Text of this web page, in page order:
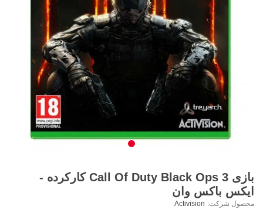
بازی Call Of Duty Black Ops 3 کارکرده -
ایکس باکس وان
محصول شرکت: Activision